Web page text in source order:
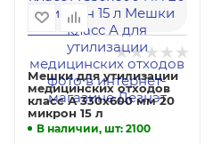
Мешки для утилизации
медицинских отходов
класс А 330х600 мм 20
микрон 15 л
В наличии, шт: 2100